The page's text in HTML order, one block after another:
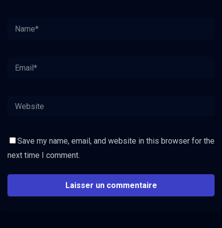
Save my name, email, and website in this browser for the
next time I comment.